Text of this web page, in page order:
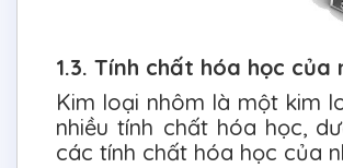
1.3. Tính chất hóa học của
Kim loại nhôm là một kim
nhiều tính chất hóa học,
các tính chất hóa học của